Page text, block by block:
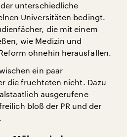
unterschiedliche
Universitäten bedingt.
die mit einem
wie Medizin und
ohnehin herausfallen.
ein paar
die fruchteten nicht. Dazu
ausgerufene
bloß der PR und der